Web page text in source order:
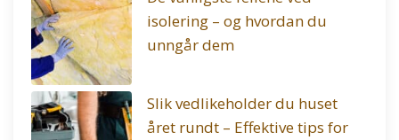
isolering – og hvordan du
unngår dem
Slik vedlikeholder du huset
året rundt – Effektive tips for